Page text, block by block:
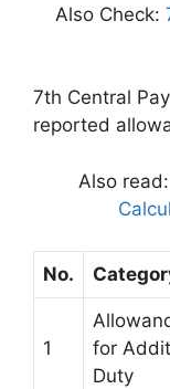
Also Check:
7th Central
reported
Also
No.
1
for
Duty